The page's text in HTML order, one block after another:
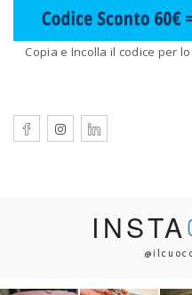
Copia e Incolla il codice per lo
INSTA